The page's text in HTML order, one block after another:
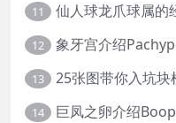
11 仙人球龙爪球属的
12 象牙宫介绍
13 25张图带你入坑
14 巨凤之卵介绍